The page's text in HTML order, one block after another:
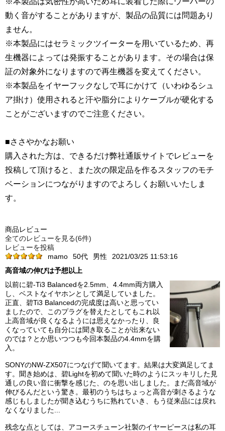
動く音がすることがありますが、製品の品質には問題あり
ません。
※本製品にはセラミックツイーターを用いているため、再
生機器によっては発振することがあります。その場合は保
証の対象外になりますので再生機器を変えてください。
※本製品をイヤーフックなしで耳にかけて（いわゆるシュ
ア掛け）使用されると汗や脂分によりケーブルが硬化する
ことがございますのでご注意ください。
■ささやかなお願い
購入された方は、できるだけ弊社通販サイトでレビューを
投稿して頂けると、また次の限定品を作るスタッフのモチ
ベーションにつながりますのでよろしくお願いいたしま
す。
商品レビュー
全てのレビューを見る(6件)
レビューを投稿
mamo
50代 男性
2021/03/25 11:53:16
高音域の伸びは予想以上
以前に碧-Ti3 Balancedを2.5mm、4.4mm両方購入
し、ベストなイヤホンとして満足していました。
正直、碧Ti3 Balancedの完成度は高いと思ってい
ましたので、このプラグを替えたとしてもこれ以
上高音域が良くなるようには思えなかったり、良
くなっていても自分には聞き取ることが出来ない
のでは？とか思いつつも今回本製品の4.4mmを購
入。
SONYのNW-ZX507につなげて聞いてます。結果は大変満足してま
す。聞き始めは、碧Lightを初めて聞いた時のようにスッキリした見
通しの良い音に衝撃を感じた、のを思い出しました。まだ高音域が
伸びるんだという驚き。最初のうちはちょっと高音が刺さるような
感じもしましたが聞き込むうちに熟れていき、もう従来品には戻れ
なくなりました...
残念な点としては、アコースチューン社製のイヤーピースは私の耳